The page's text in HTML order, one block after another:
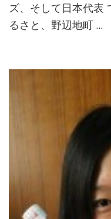
ズ、そして日本代表
るさと、野辺地町 …